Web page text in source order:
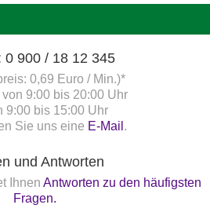
0 900 / 18 12 345
0,69 Euro / Min.)*
von 9:00 bis 20:00 Uhr
9:00 bis 15:00 Uhr
Sie uns eine E-Mail .
und Antworten
Ihnen Antworten zu den häufigsten
Fragen.